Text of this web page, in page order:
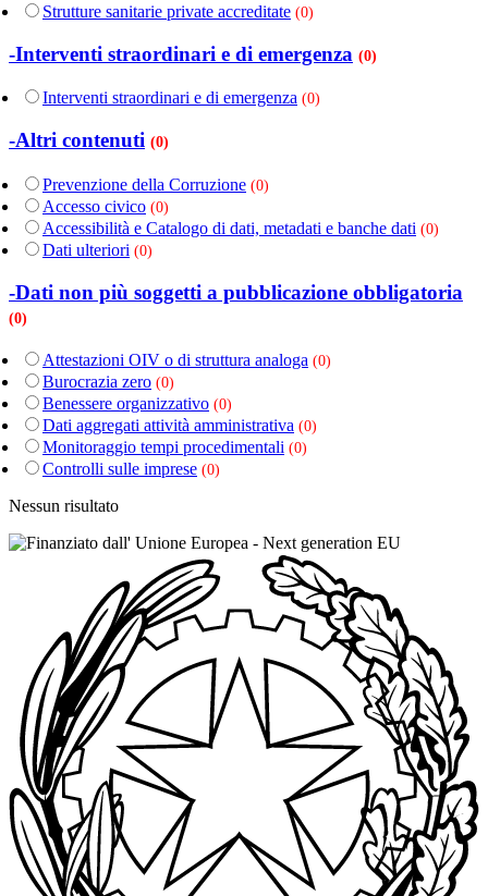
Strutture sanitarie private accreditate (0)
-Interventi straordinari e di emergenza (0)
Interventi straordinari e di emergenza (0)
-Altri contenuti (0)
Prevenzione della Corruzione (0)
Accesso civico (0)
Accessibilità e Catalogo di dati, metadati e banche dati (0)
Dati ulteriori (0)
-Dati non più soggetti a pubblicazione obbligatoria
(0)
Attestazioni OIV o di struttura analoga (0)
Burocrazia zero (0)
Benessere organizzativo (0)
Dati aggregati attività amministrativa (0)
Monitoraggio tempi procedimentali (0)
Controlli sulle imprese (0)
Nessun risultato